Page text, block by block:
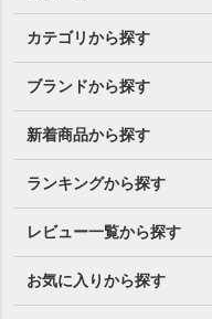
カテゴリから探す
ブランドから探す
新着商品から探す
ランキングから探す
レビュー一覧から探す
お気に入りから探す